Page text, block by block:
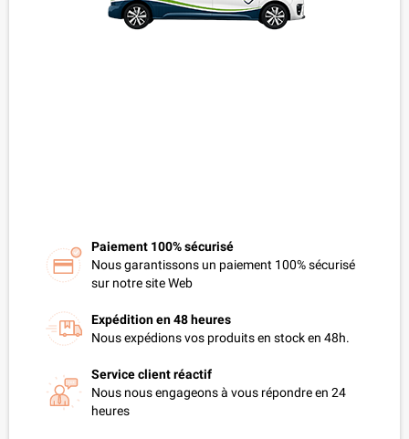
Paiement 100% sécurisé
Nous garantissons un paiement 100% sécurisé
sur notre site Web
Expédition en 48 heures
Nous expédions vos produits en stock en 48h.
Service client réactif
Nous nous engageons à vous répondre en 24
heures